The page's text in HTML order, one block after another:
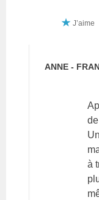
J’aime
ANNE -
à